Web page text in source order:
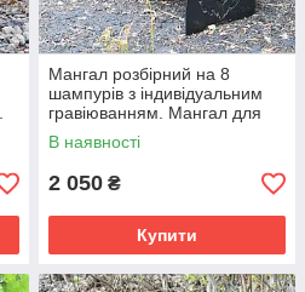
Мангал розбірний на 8
шампурів з індивідуальним
гравіюванням. Мангал для
подарунка
В наявності
2 050 ₴
Купити